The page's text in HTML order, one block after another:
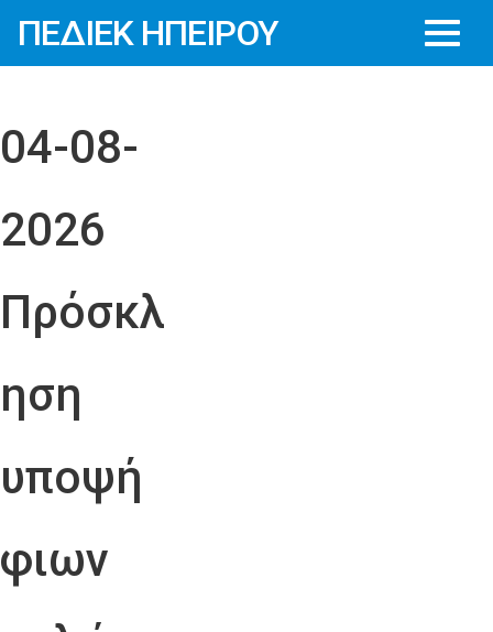
ΠΕΔΙΕΚ ΗΠΕΙΡΟΥ
04-08-
2026
Πρόσκλ
ηση
υποψή
φιων